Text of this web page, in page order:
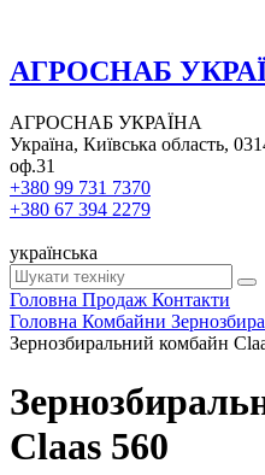
АГРОСНАБ
АГРОСНАБ УКРАЇНА
Україна, Київська область,
оф.31
+380 99 731 7370
+380 67 394 2279
українська
Головна Продаж Контакти
Головна Комбайни
Зернозбиральний комбайн
Claas 560